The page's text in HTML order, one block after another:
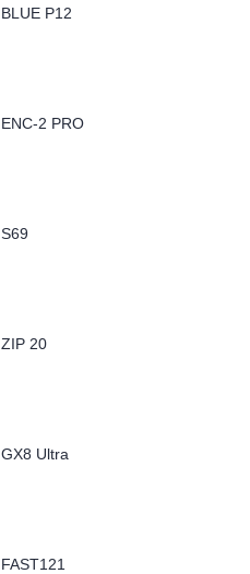
BLUE P12
ENC-2 PRO
S69
ZIP 20
GX8 Ultra
FAST121